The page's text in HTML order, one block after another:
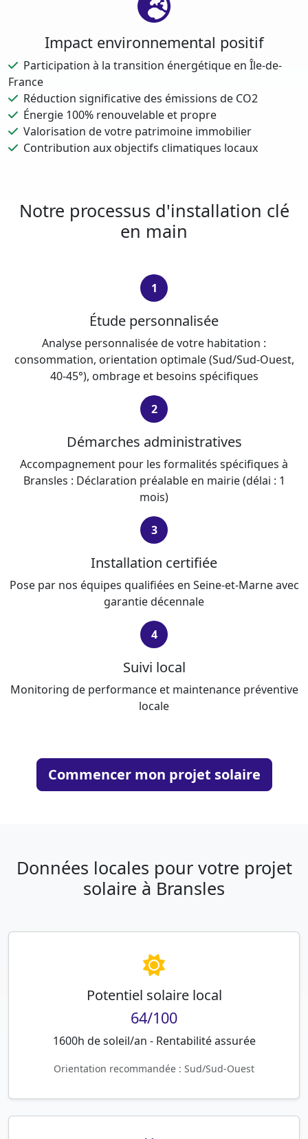
Impact environnemental positif
Participation à la transition énergétique en Île-de-
France
Réduction significative des émissions de CO2
Énergie 100% renouvelable et propre
Valorisation de votre patrimoine immobilier
Contribution aux objectifs climatiques locaux
Notre processus d'installation clé
en main
1
Étude personnalisée
Analyse personnalisée de votre habitation :
consommation, orientation optimale (Sud/Sud-Ouest,
40-45°), ombrage et besoins spécifiques
2
Démarches administratives
Accompagnement pour les formalités spécifiques à
Bransles : Déclaration préalable en mairie (délai : 1
mois)
3
Installation certifiée
Pose par nos équipes qualifiées en Seine-et-Marne avec
garantie décennale
4
Suivi local
Monitoring de performance et maintenance préventive
locale
Commencer mon projet solaire
Données locales pour votre projet
solaire à Bransles
Potentiel solaire local
64/100
1600h de soleil/an - Rentabilité assurée
Orientation recommandée : Sud/Sud-Ouest